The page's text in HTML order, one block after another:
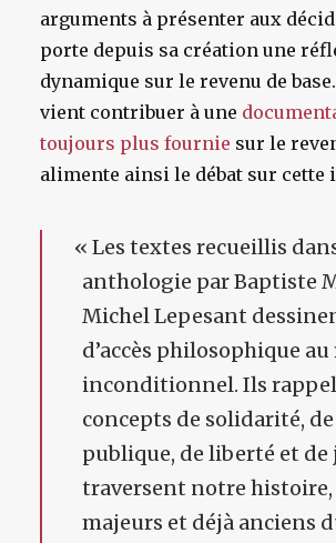
arguments à présenter aux
porte depuis sa création une
dynamique sur le revenu de
vient contribuer à une
toujours plus fournie sur le
alimente ainsi le débat sur cette
« Les textes recueillis
anthologie par Baptiste
Michel Lepesant
d’accès philosophique
inconditionnel. Ils
concepts de solidarité,
publique, de liberté et de
traversent notre
majeurs et déjà anciens